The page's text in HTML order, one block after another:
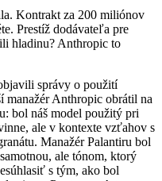
Kontrakt za 200 miliónov
Prestíž dodávateľa pre
hladinu? Anthropic to
správy o použití
manažér Anthropic obrátil na
bol náš model použitý pri
ale v kontexte vzťahov s
Manažér Palantiru bol
ale tónom, ktorý
s tým, ako bol